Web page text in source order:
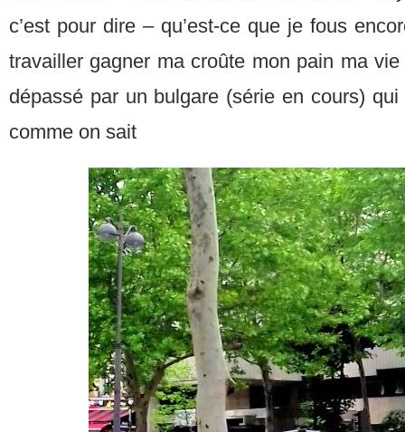
c’est pour dire – qu’est-ce que je fous
travailler gagner ma croûte mon pain ma
dépassé par un bulgare (série en cours)
comme on sait